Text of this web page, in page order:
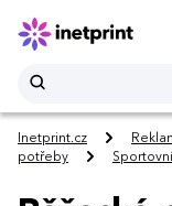
Inetprint.cz
potřeby